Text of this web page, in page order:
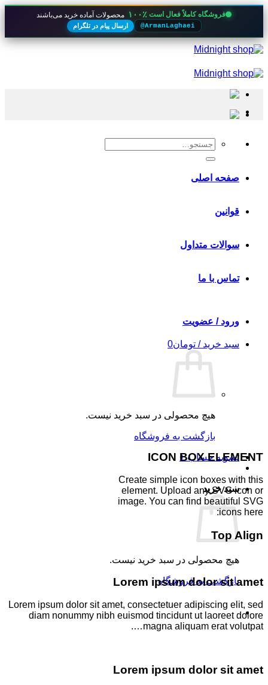
فروشگاه کاملاً فعال است ۱۰۰٪ محصولات آماده خرید می‌باشند
@ArmanLaghaei ارسال پیام در تلگرام
Skip
to
جستجو
صفحه اصلی
قوانین
سوالات متداول
تماس با ما
ورود / عضویت
سبد خرید / تومان0
هیچ محصولی در سبد خرید نیست.
بازگشت به فروشگاه
تسویه حساب +
سبد خرید
هیچ محصولی در سبد خرید نیست.
بازگشت به فروشگاه
ICON BOX ELEMENT
Create simple icon boxes with this
element. Upload any SVG icon or
image. You can find beautiful SVG
icons here:
Top Align
Lorem ipsum dolor sit amet
Lorem ipsum dolor sit amet, consectetuer adipiscing elit, sed
diam nonummy nibh euismod tincidunt ut laoreet dolore
magna aliquam erat volutpat….
Lorem ipsum dolor sit amet